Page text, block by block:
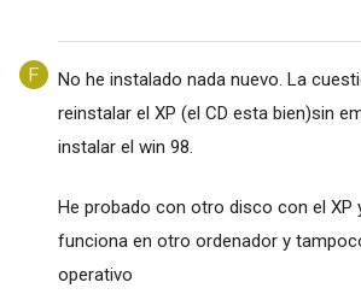
No he instalado nada nuevo. La
reinstalar el XP (el CD esta bien)sin
instalar el win 98.
He probado con otro disco con el XP
funciona en otro ordenador y
operativo